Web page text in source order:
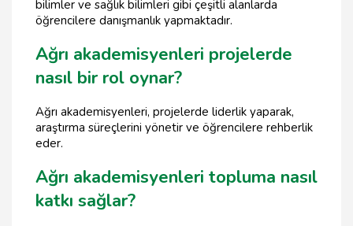
bilimler ve sağlık bilimleri gibi çeşitli alanlarda
öğrencilere danışmanlık yapmaktadır.
Ağrı akademisyenleri projelerde
nasıl bir rol oynar?
Ağrı akademisyenleri, projelerde liderlik yaparak,
araştırma süreçlerini yönetir ve öğrencilere rehberlik
eder.
Ağrı akademisyenleri topluma nasıl
katkı sağlar?